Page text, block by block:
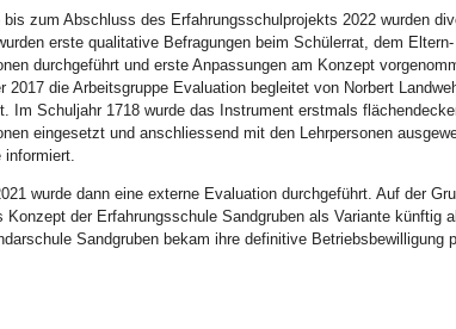
bis zum Abschluss des Erfahrungsschulprojekts 2022 wurden
erste qualitative Befragungen beim Schülerrat, dem
durchgeführt und erste Anpassungen am Konzept
2017 die Arbeitsgruppe Evaluation begleitet von Norbert
Im Schuljahr 1718 wurde das Instrument erstmals
eingesetzt und anschliessend mit den Lehrpersonen
informiert.
wurde dann eine externe Evaluation durchgeführt. Auf der
Konzept der Erfahrungsschule Sandgruben als Variante künftig
Sandgruben bekam ihre definitive Betriebsbewilligung